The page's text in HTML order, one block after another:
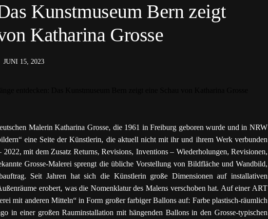
Kunstmuseum Bern zeigt
Katharina Grosse
JUNI 15, 2023
Malerin Katharina Grosse, die 1961 in Freiburg geboren wurde und in NRW
eine Seite der Künstlerin, die aktuell nicht mit ihr und ihrem Werk verbunden
mit dem Zusatz Returns, Revisions, Inventions – Wiederholungen, Revisionen,
Grosse-Malerei sprengt die übliche Vorstellung von Bildfläche und Wandbild,
Seit Jahren hat sich die Künstlerin große Dimensionen auf installativen
erobert, was die Nomenklatur des Malens verschoben hat. Auf einer ART
mit anderen Mitteln“ in Form großer farbiger Ballons auf: Farbe plastisch-räumlich
in einer großen Rauminstallation mit hängenden Ballons in den Grosse-typischen